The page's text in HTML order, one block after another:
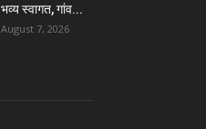
भव्य स्वागत, गांव...
August 7, 2026